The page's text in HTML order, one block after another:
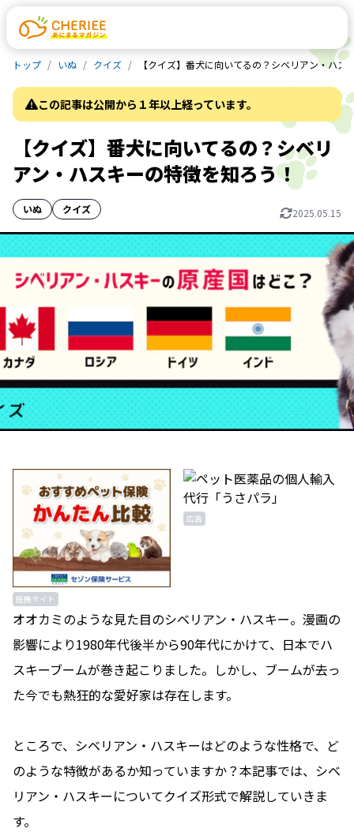
トップ いぬ クイズ 【クイズ】番犬に向いてるの？シベリアン・ハス
この記事は公開から１年以上経っています。
【クイズ】番犬に向いてるの？シベリ
アン・ハスキーの特徴を知ろう！
いぬ クイズ 2025.05.15
提携サイト
広告
オオカミのような見た目のシベリアン・ハスキー。漫画の
影響により1980年代後半から90年代にかけて、日本でハ
スキーブームが巻き起こりました。しかし、ブームが去っ
た今でも熱狂的な愛好家は存在します。
ところで、シベリアン・ハスキーはどのような性格で、ど
のような特徴があるか知っていますか？本記事では、シベ
リアン・ハスキーについてクイズ形式で解説していきま
す。